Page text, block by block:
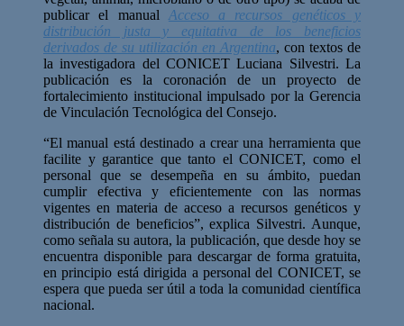
publicar el manual Acceso a recursos genéticos y
distribución justa y equitativa de los beneficios
derivados de su utilización en Argentina, con textos de
la investigadora del CONICET Luciana Silvestri. La
publicación es la coronación de un proyecto de
fortalecimiento institucional impulsado por la Gerencia
de Vinculación Tecnológica del Consejo.
“El manual está destinado a crear una herramienta que
facilite y garantice que tanto el CONICET, como el
personal que se desempeña en su ámbito, puedan
cumplir efectiva y eficientemente con las normas
vigentes en materia de acceso a recursos genéticos y
distribución de beneficios”, explica Silvestri. Aunque,
como señala su autora, la publicación, que desde hoy se
encuentra disponible para descargar de forma gratuita,
en principio está dirigida a personal del CONICET, se
espera que pueda ser útil a toda la comunidad científica
nacional.